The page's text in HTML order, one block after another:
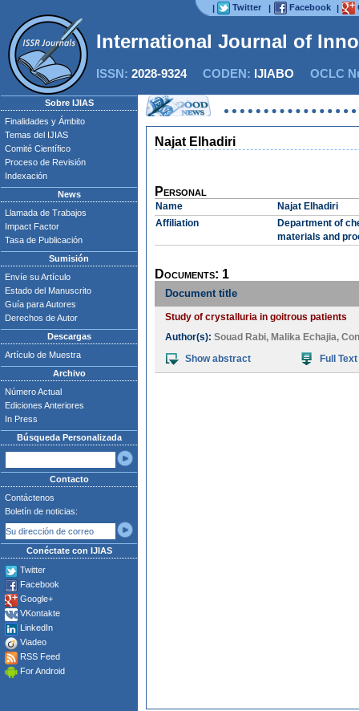
| Twitter | Facebook |
International Journal of
ISSN: 2028-9324CODEN: IJIABO OCLC
Sobre IJIAS
Finalidades y Ámbito
Temas del IJIAS
Comité Científico
Proceso de Revisión
Indexación
News
Llamada de Trabajos
Impact Factor
Tasa de Publicación
Sumisión
Envíe su Artículo
Estado del Manuscrito
Guía para Autores
Derechos de Autor
Descargas
Artículo de Muestra
Archivo
Número Actual
Ediciones Anteriores
In Press
Búsqueda Personalizada
Contacto
Contáctenos
Boletín de noticias:
Conéctate con IJIAS
Twitter
Facebook
Google+
VKontakte
LinkedIn
Viadeo
RSS Feed
For Android
Najat Elhadiri
Personal
Name
Najat Elhadiri
Affiliation
Department of
materials and
Documents: 1
Document title
Study of crystalluria in goitrous patients
Author(s): Souad Rabi, Malika Echajia,
Show abstract
Full Text